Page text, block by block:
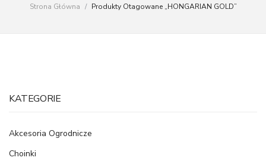
Strona Główna / Produkty Otagowane „HONGARIAN GOLD”
KATEGORIE
Akcesoria Ogrodnicze
Choinki